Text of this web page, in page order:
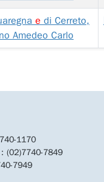
e di Cerreto,
Amedeo Carlo
1170
(02)7740-7849
7949